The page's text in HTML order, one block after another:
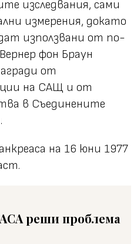
изследвания, сами
измерения, докато
използвани от по-
фон Браун
от
на САЩ и от
в Съединените
на 16 юни 1977
реши проблема